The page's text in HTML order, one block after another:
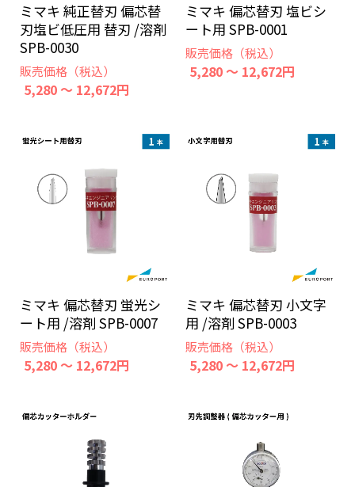
ミマキ 純正替刃 偏芯替
刃塩ビ低圧用 替刃 /溶剤
SPB-0030
販売価格（税込）
5,280 ～ 12,672円
ミマキ 偏芯替刃 塩ビシ
ート用 SPB-0001
販売価格（税込）
5,280 ～ 12,672円
ミマキ 偏芯替刃 蛍光シ
ート用 /溶剤 SPB-0007
販売価格（税込）
5,280 ～ 12,672円
ミマキ 偏芯替刃 小文字
用 /溶剤 SPB-0003
販売価格（税込）
5,280 ～ 12,672円